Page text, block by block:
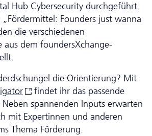
Hub Cyber­security durchgeführt.
Founders just wanna
die verschiedenen
aus dem foundersXchange-
die Orientierung? Mit
findet ihr das passende
spannenden Inputs erwarten
mit Expertinnen und anderen
Thema Förderung.